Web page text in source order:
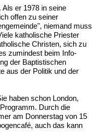
er 1978 in seine
offen zu seiner
niemand muss
katholische Priester
Christen, sich zu
zumindest beim Info-
der Baptistischen
aus der Politik und der
haben schon London,
Durch die
am Donnerstag von 15
auch das kann